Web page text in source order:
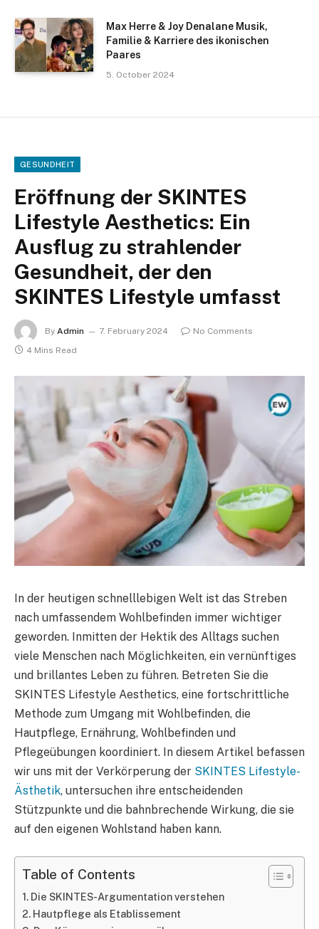
Max Herre & Joy Denalane Musik,
Familie & Karriere des ikonischen
Paares
5. October 2024
GESUNDHEIT
Eröffnung der SKINTES
Lifestyle Aesthetics: Ein
Ausflug zu strahlender
Gesundheit, der den
SKINTES Lifestyle umfasst
By Admin 7. February 2024
No Comments
4 Mins Read
In der heutigen schnelllebigen Welt ist das Streben
nach umfassendem Wohlbefinden immer wichtiger
geworden. Inmitten der Hektik des Alltags suchen
viele Menschen nach Möglichkeiten, ein vernünftiges
und brillantes Leben zu führen. Betreten Sie die
SKINTES Lifestyle Aesthetics, eine fortschrittliche
Methode zum Umgang mit Wohlbefinden, die
Hautpflege, Ernährung, Wohlbefinden und
Pflegeübungen koordiniert. In diesem Artikel befassen
wir uns mit der Verkörperung der SKINTES Lifestyle-
Ästhetik, untersuchen ihre entscheidenden
Stützpunkte und die bahnbrechende Wirkung, die sie
auf den eigenen Wohlstand haben kann.
Table of Contents
Die SKINTES-Argumentation verstehen
Hautpflege als Etablissement